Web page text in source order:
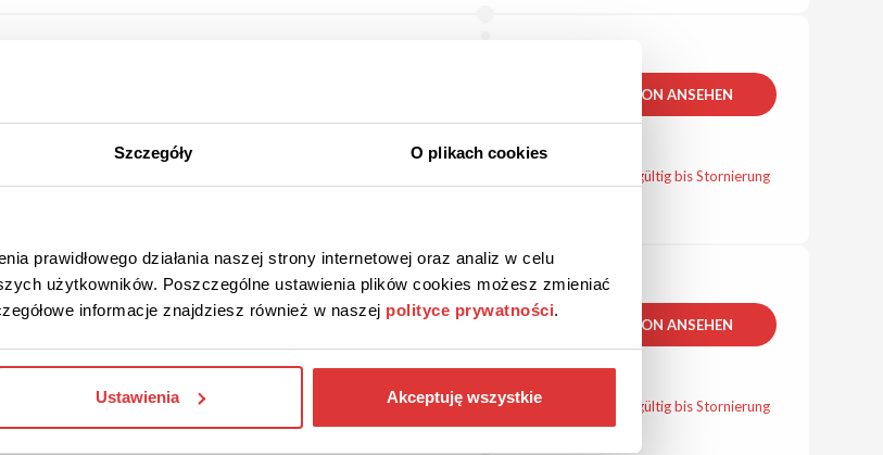
Szczegóły O plikach cookies
prawidłowego działania naszej strony internetowej oraz analiz w celu
użytkowników. Poszczególne ustawienia plików cookies możesz zmieniać
informacje znajdziesz również w naszej polityce prywatności.
Ustawienia Akceptuję wszystkie
bei Handball-Store!
bekommen Sie jetzt um bis zu
DIE AKTION ANSEHEN
Gutschein gültig bis Stornierung
Überprüft
SV Werder Bremen!
Sie nichts für den Versand.
DIE AKTION ANSEHEN
Gutschein gültig bis Stornierung